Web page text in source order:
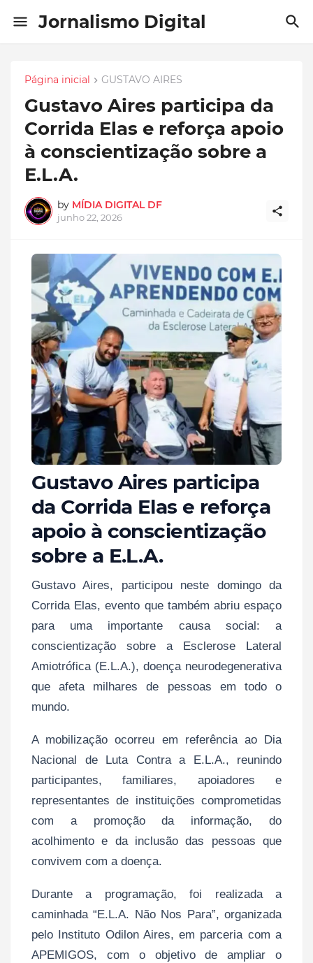
Jornalismo Digital
Página inicial GUSTAVO AIRES
Gustavo Aires participa da
Corrida Elas e reforça apoio
à conscientização sobre a
E.L.A.
by MÍDIA DIGITAL DF
junho 22, 2026
Gustavo Aires participa
da Corrida Elas e reforça
apoio à conscientização
sobre a E.L.A.
Gustavo Aires, participou neste domingo da
Corrida Elas, evento que também abriu espaço
para uma importante causa social: a
conscientização sobre a Esclerose Lateral
Amiotrófica (E.L.A.), doença neurodegenerativa
que afeta milhares de pessoas em todo o
mundo.
A mobilização ocorreu em referência ao Dia
Nacional de Luta Contra a E.L.A., reunindo
participantes, familiares, apoiadores e
representantes de instituições comprometidas
com a promoção da informação, do
acolhimento e da inclusão das pessoas que
convivem com a doença.
Durante a programação, foi realizada a
caminhada “E.L.A. Não Nos Para”, organizada
pelo Instituto Odilon Aires, em parceria com a
APEMIGOS, com o objetivo de ampliar o